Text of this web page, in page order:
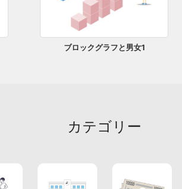
ブロックグラフと男女1
カテゴリー